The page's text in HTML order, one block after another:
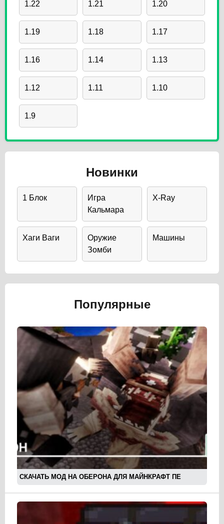
1.22 1.21 1.20
1.19 1.18 1.17
1.16 1.14 1.13
1.12 1.11 1.10
1.9
Новинки
1 Блок
Игра
Кальмара
X-Ray
Хаги Ваги
Оружие
Зомби
Машины
Популярные
СКАЧАТЬ МОД НА ОБЕРОНА ДЛЯ МАЙНКРАФТ ПЕ